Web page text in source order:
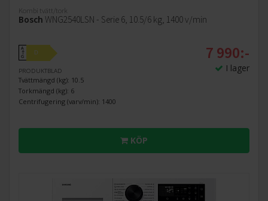
Kombi tvätt/tork
Bosch WNG2540LSN - Serie 6, 10.5/6 kg, 1400 v/min
A
↑
G
D
PRODUKTBLAD
Tvättmängd (kg): 10.5
Torkmängd (kg): 6
Centrifugering (varv/min): 1400
7 990:-
I lager
KÖP